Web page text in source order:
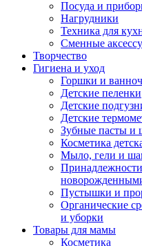
Посуда и
Нагрудники
Техника для
Сменные
Творчество
Гигиена и уход
Горшки и
Детские пеленки
Детские
Детские
Зубные пасты и
Косметика
Мыло, гели и
Принадлежности
Пустышки и
Органические
и уборки
Товары для мамы
Косметика